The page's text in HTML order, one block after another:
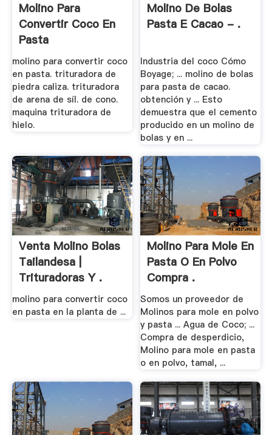
Molino Para
Convertir Coco En
Pasta
molino para convertir coco
en pasta. trituradora de
piedra caliza. trituradora
de arena de síl. de cono.
maquina trituradora de
hielo.
Molino De Bolas
Pasta E Cacao - .
Industria del coco Cómo
Boyage; ... molino de bolas
para pasta de cacao.
obtención y ... Esto
demuestra que el cemento
producido en un molino de
bolas y en ...
Venta Molino Bolas
Tailandesa |
Trituradoras Y .
molino para convertir coco
en pasta en la planta de ...
Molino Para Mole En
Pasta O En Polvo
Compra .
Somos un proveedor de
Molinos para mole en polvo
y pasta ... Agua de Coco; ...
Compra de desperdicio,
Molino para mole en pasta
o en polvo, tamal, ...